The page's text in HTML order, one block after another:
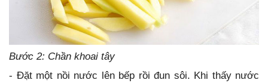
Bước 2: Chần khoai tây
- Đặt một nồi nước lên bếp rồi đun sôi. Khi thấy nước